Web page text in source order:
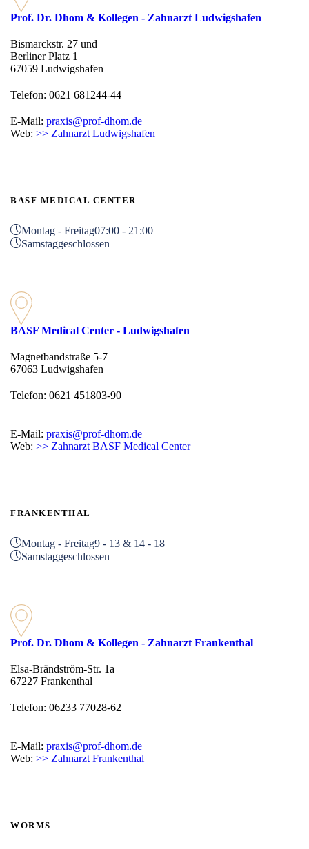
Prof. Dr. Dhom & Kollegen - Zahnarzt Ludwigshafen
Bismarckstr. 27 und
Berliner Platz 1
67059 Ludwigshafen
Telefon: 0621 681244-44
E-Mail: praxis@prof-dhom.de
Web: >> Zahnarzt Ludwigshafen
BASF MEDICAL CENTER
Montag - Freitag07:00 - 21:00
Samstaggeschlossen
BASF Medical Center - Ludwigshafen
Magnetbandstraße 5-7
67063 Ludwigshafen
Telefon: 0621 451803-90
E-Mail: praxis@prof-dhom.de
Web: >> Zahnarzt BASF Medical Center
FRANKENTHAL
Montag - Freitag9 - 13 & 14 - 18
Samstaggeschlossen
Prof. Dr. Dhom & Kollegen - Zahnarzt Frankenthal
Elsa-Brändström-Str. 1a
67227 Frankenthal
Telefon: 06233 77028-62
E-Mail: praxis@prof-dhom.de
Web: >> Zahnarzt Frankenthal
WORMS